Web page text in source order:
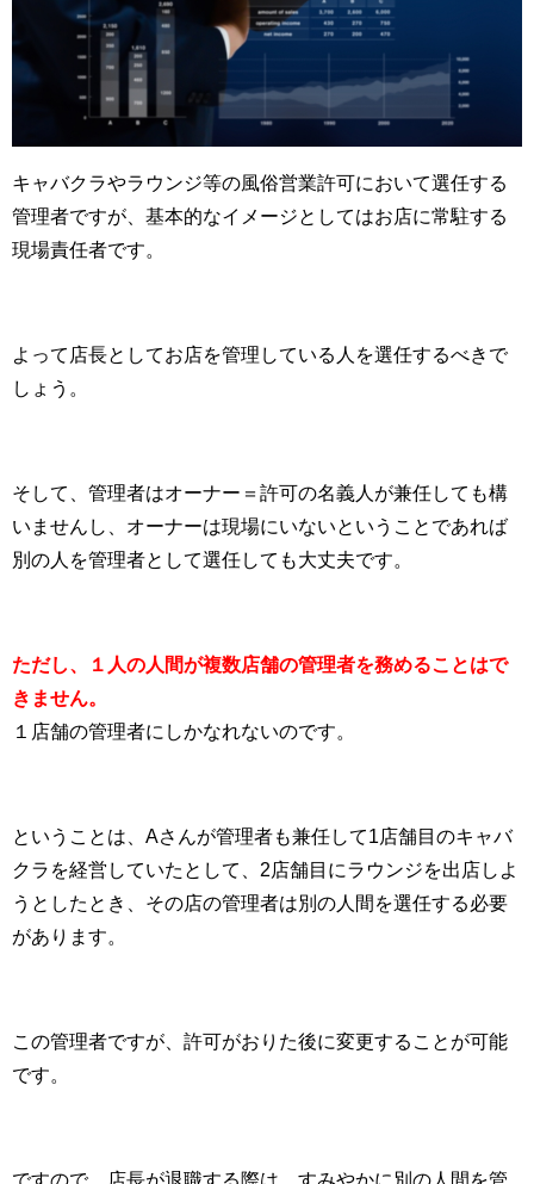
キャバクラやラウンジ等の風俗営業許可において選任する
管理者ですが、基本的なイメージとしてはお店に常駐する
現場責任者です。
よって店長としてお店を管理している人を選任するべきで
しょう。
そして、管理者はオーナー＝許可の名義人が兼任しても構
いませんし、オーナーは現場にいないということであれば
別の人を管理者として選任しても大丈夫です。
ただし、１人の人間が複数店舗の管理者を務めることはで
きません。
１店舗の管理者にしかなれないのです。
ということは、Aさんが管理者も兼任して1店舗目のキャバ
クラを経営していたとして、2店舗目にラウンジを出店しよ
うとしたとき、その店の管理者は別の人間を選任する必要
があります。
この管理者ですが、許可がおりた後に変更することが可能
です。
ですので、店長が退職する際は、すみやかに別の人間を管